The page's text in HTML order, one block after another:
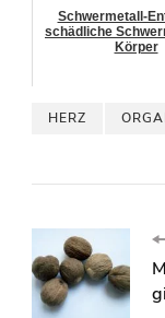
Schwermetall-
schädliche
Körper
HERZ